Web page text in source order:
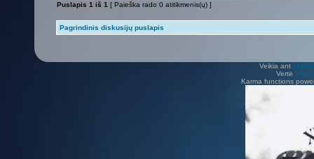
Puslapis 1 iš 1 [ Paieška rado 0 atitikmenis(ų) ]
Pagrindinis diskusijų puslapis
Veikia ant
Vertė Vilius
Karma functions